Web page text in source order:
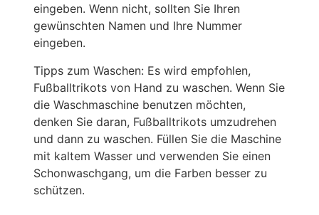
eingeben. Wenn nicht, sollten Sie Ihren
gewünschten Namen und Ihre Nummer
eingeben.
Tipps zum Waschen: Es wird empfohlen,
Fußballtrikots von Hand zu waschen. Wenn Sie
die Waschmaschine benutzen möchten,
denken Sie daran, Fußballtrikots umzudrehen
und dann zu waschen. Füllen Sie die Maschine
mit kaltem Wasser und verwenden Sie einen
Schonwaschgang, um die Farben besser zu
schützen.